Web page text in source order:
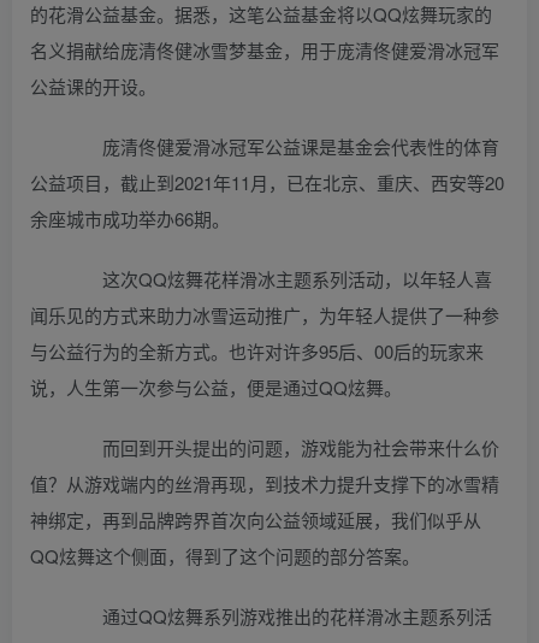
的花滑公益基金。据悉，这笔公益基金将以QQ炫舞玩家的
名义捐献给庞清佟健冰雪梦基金，用于庞清佟健爱滑冰冠军
公益课的开设。
庞清佟健爱滑冰冠军公益课是基金会代表性的体育
公益项目，截止到2021年11月，已在北京、重庆、西安等20
余座城市成功举办66期。
这次QQ炫舞花样滑冰主题系列活动，以年轻人喜
闻乐见的方式来助力冰雪运动推广，为年轻人提供了一种参
与公益行为的全新方式。也许对许多95后、00后的玩家来
说，人生第一次参与公益，便是通过QQ炫舞。
而回到开头提出的问题，游戏能为社会带来什么价
值？从游戏端内的丝滑再现，到技术力提升支撑下的冰雪精
神绑定，再到品牌跨界首次向公益领域延展，我们似乎从
QQ炫舞这个侧面，得到了这个问题的部分答案。
通过QQ炫舞系列游戏推出的花样滑冰主题系列活